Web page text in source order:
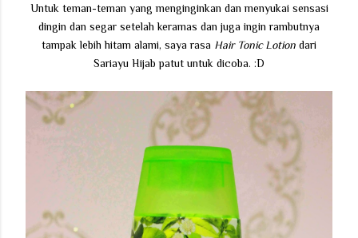
Untuk teman-teman yang menginginkan dan menyukai sensasi
dingin dan segar setelah keramas dan juga ingin rambutnya
tampak lebih hitam alami, saya rasa Hair Tonic Lotion dari
Sariayu Hijab patut untuk dicoba. :D